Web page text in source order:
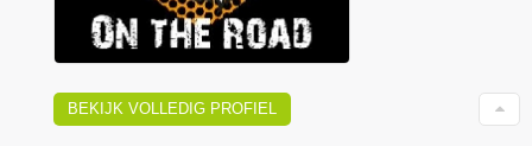
BEKIJK VOLLEDIG PROFIEL